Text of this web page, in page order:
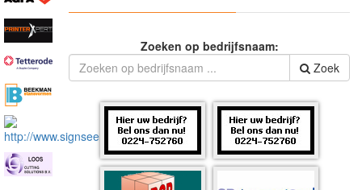
Zoeken op bedrijfsnaam:
Zoek